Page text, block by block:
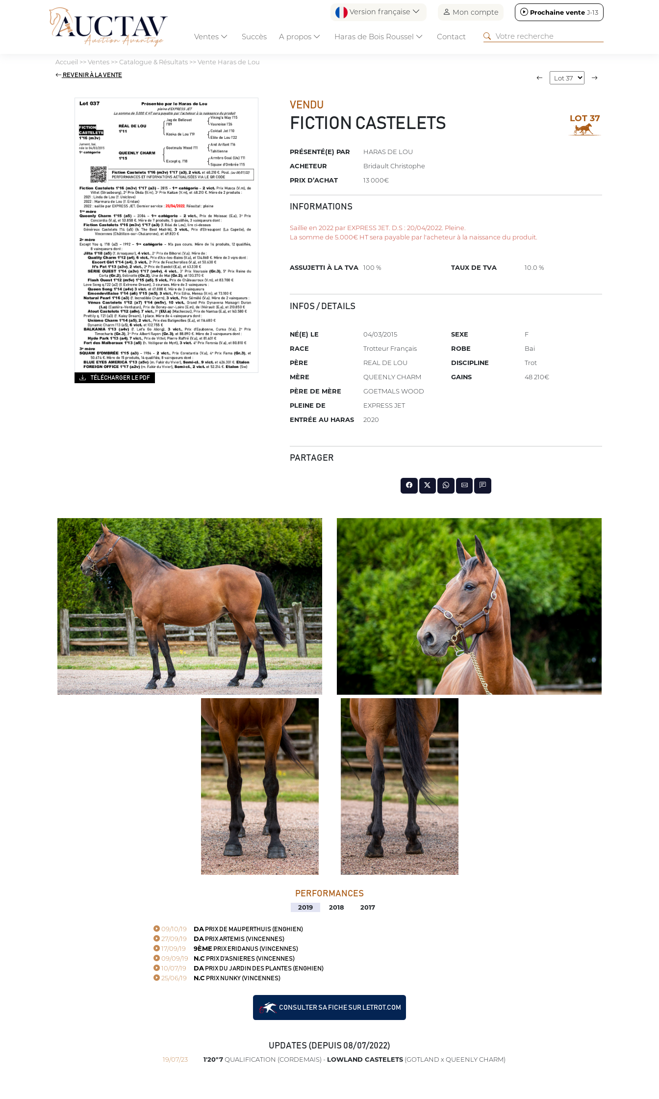
Version française Mon compte Prochaine vente J-13
Ventes Succès A propos Haras de Bois Roussel Contact
Accueil >>Ventes>>Catalogue & Résultats>>Vente Haras de Lou
REVENIR À LA VENTE
VENDU
FICTION CASTELETS LOT 37
PRÉSENTÉ(E) PAR
HARAS DE LOU
ACHETEUR
Bridault Christophe
PRIX D’ACHAT
13 000€
INFORMATIONS
Saillie en 2022 par EXPRESS JET. D.S : 20/04/2022. Pleine.
La somme de 5.000€ HT sera payable par l'acheteur à la naissance du produit.
ASSUJETTI À LA TVA 100 % TAUX DE TVA 10.0 %
INFOS / DETAILS
NÉ(E) LE
04/03/2015
RACE
Trotteur Français
PÈRE
REAL DE LOU
MÈRE
QUEENLY CHARM
PÈRE DE MÈRE
GOETMALS WOOD
PLEINE DE
EXPRESS JET
ENTRÉE AU HARAS
2020
SEXE
F
ROBE
Bai
DISCIPLINE
Trot
GAINS
48 210€
PARTAGER
TÉLÉCHARGER LE PDF
PERFORMANCES
2019 2018 2017
09/10/19 DAPRIX DE MAUPERTHUIS (ENGHIEN)
27/09/19 DAPRIX ARTEMIS (VINCENNES)
17/09/19 9ÈME PRIX ERIDANUS (VINCENNES)
09/09/19 N.C PRIX D'ASNIERES (VINCENNES)
10/07/19 DAPRIX DU JARDIN DES PLANTES (ENGHIEN)
25/06/19 N.C PRIX NUNKY (VINCENNES)
CONSULTER SA FICHE SUR LETROT.COM
UPDATES (DEPUIS 08/07/2022)
19/07/23 1'20"7QUALIFICATION (CORDEMAIS) - LOWLAND CASTELETS(GOTLAND x QUEENLY CHARM)